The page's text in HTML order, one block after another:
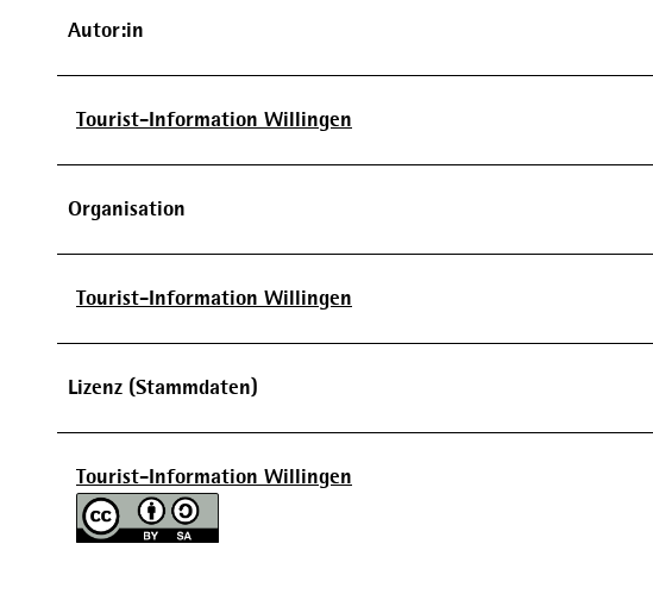
Autor:in
Tourist-Information Willingen
Organisation
Tourist-Information Willingen
Lizenz (Stammdaten)
Tourist-Information Willingen